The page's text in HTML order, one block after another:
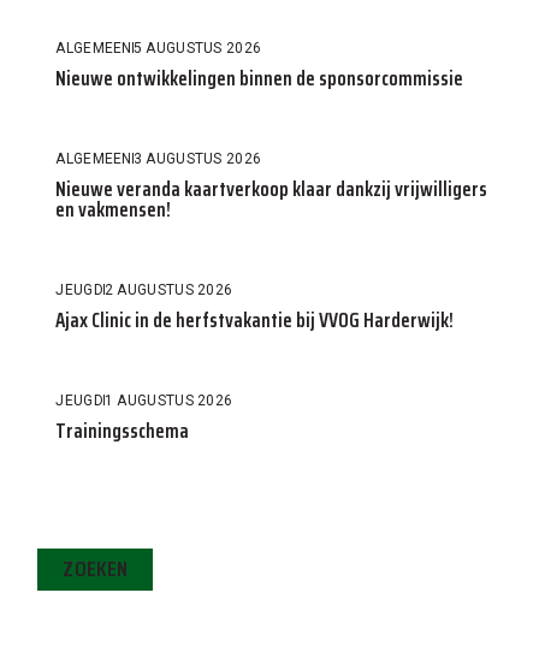
ALGEMEEN 5 AUGUSTUS 2026
Nieuwe ontwikkelingen binnen de sponsorcommissie
ALGEMEEN 3 AUGUSTUS 2026
Nieuwe veranda kaartverkoop klaar dankzij vrijwilligers
en vakmensen!
JEUGD2 AUGUSTUS 2026
Ajax Clinic in de herfstvakantie bij VVOG Harderwijk!
JEUGD 1 AUGUSTUS 2026
Trainingsschema
ZOEKEN